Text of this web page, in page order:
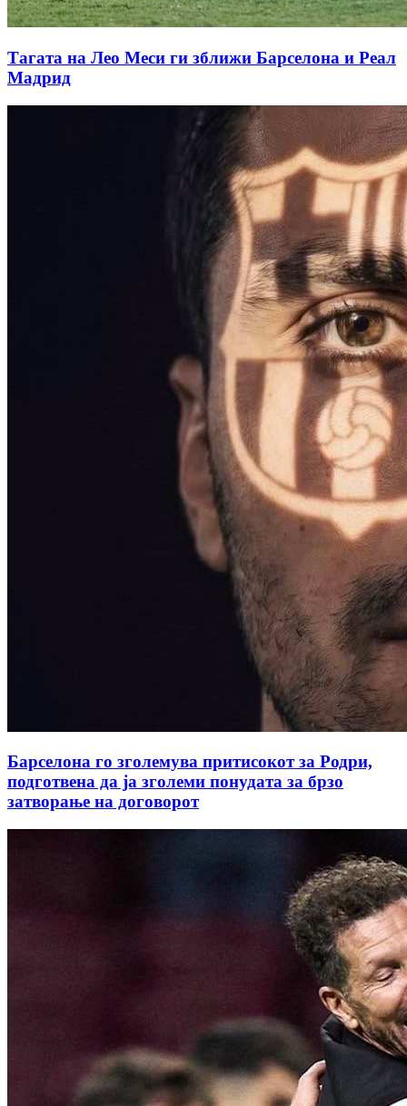
Тагата на Лео Меси ги зближи Барселона и Реал
Мадрид
Барселона го зголемува притисокот за Родри,
подготвена да ја зголеми понудата за брзо
затворање на договорот